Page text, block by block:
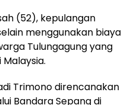
(52), kepulangan
menggunakan biaya
Tulungagung yang
Trimono direncanakan
Bandara Sepang di